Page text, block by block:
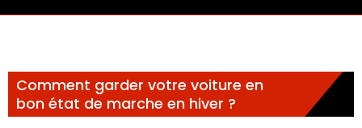
Comment garder votre voiture en
bon état de marche en hiver ?